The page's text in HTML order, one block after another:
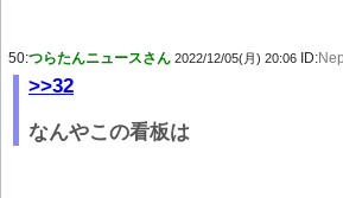
50:つらたんニュースさん 2022/12/05(月) 20:06 ID:
>>32
なんやこの看板は